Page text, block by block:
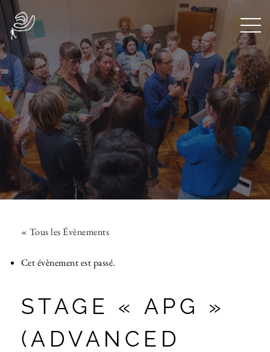
« Tous les Évènements
Cet évènement est passé.
STAGE « APG »
(ADVANCED